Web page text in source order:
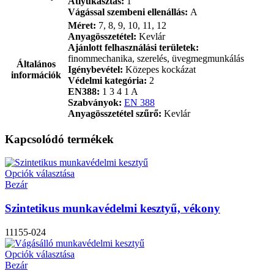
Vágással szembeni ellenállás: A
Általános
információk
Méret: 7, 8, 9, 10, 11, 12
Anyagösszetétel: Kevlár
Ajánlott felhasználási területek:
finommechanika, szerelés, üvegmegmunkálás
Igénybevétel: Közepes kockázat
Védelmi kategória: 2
EN388: 1 3 4 1 A
Szabványok: EN 388
Anyagösszetétel szűrő: Kevlár
Kapcsolódó termékek
Opciók választása
Bezár
Szintetikus munkavédelmi kesztyű, vékony
11155-024
Opciók választása
Bezár